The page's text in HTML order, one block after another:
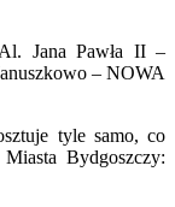
Jana Pawła II –
– NOWA
tyle samo, co
Bydgoszczy: